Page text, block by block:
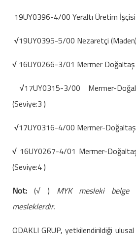
19UY0396-4/00 Yeraltı Üretim
√19UY0395-5/00 Nezaretçi
√ 16UY0266-3/01 Mermer Doğaltaş
√17UY0315-3/00 Mermer-
(Seviye:3 )
√17UY0316-4/00 Mermer-Doğaltaş
√ 16UY0267-4/01 Mermer-
(Seviye:4 )
Not: (√ ) MYK mesleki belge
mesleklerdir.
ODAKLI GRUP, yetkilendirildiği